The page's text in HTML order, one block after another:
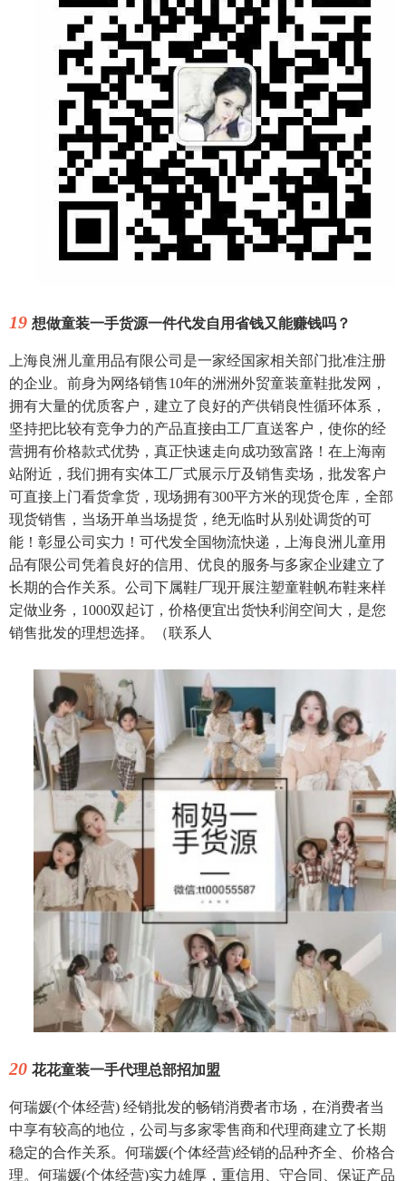
19 想做童装一手货源一件代发自用省钱又能赚钱吗？
上海良洲儿童用品有限公司是一家经国家相关部门批准注册
的企业。前身为网络销售10年的洲洲外贸童装童鞋批发网，
拥有大量的优质客户，建立了良好的产供销良性循环体系，
坚持把比较有竞争力的产品直接由工厂直送客户，使你的经
营拥有价格款式优势，真正快速走向成功致富路！在上海南
站附近，我们拥有实体工厂式展示厅及销售卖场，批发客户
可直接上门看货拿货，现场拥有300平方米的现货仓库，全部
现货销售，当场开单当场提货，绝无临时从别处调货的可
能！彰显公司实力！可代发全国物流快递，上海良洲儿童用
品有限公司凭着良好的信用、优良的服务与多家企业建立了
长期的合作关系。公司下属鞋厂现开展注塑童鞋帆布鞋来样
定做业务，1000双起订，价格便宜出货快利润空间大，是您
销售批发的理想选择。（联系人
20 花花童装一手代理总部招加盟
何瑞媛(个体经营) 经销批发的畅销消费者市场，在消费者当
中享有较高的地位，公司与多家零售商和代理商建立了长期
稳定的合作关系。何瑞媛(个体经营)经销的品种齐全、价格合
理。何瑞媛(个体经营)实力雄厚，重信用、守合同、保证产品